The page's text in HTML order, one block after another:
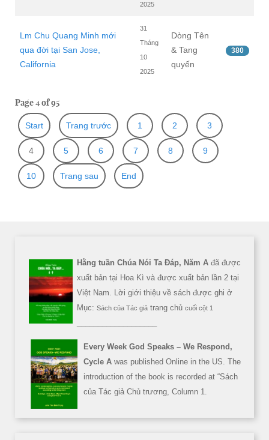
2025
Lm Chu Quang Minh mới
qua đời tại San Jose,
California
31
Tháng
10
2025
Dòng Tên
& Tang
quyến
380
Page 4 of 95
Start Trang trước 1 2 3
4 5 6 7 8 9
10 Trang sau End
Hằng tuần Chúa Nói Ta Đáp, Năm A đã được
xuất bản tại Hoa Kì và được xuất bản lần 2 tại
Việt Nam. Lời giới thiệu về sách được ghi ở
Mục: Sách của Tác giả trang chủ cuối cột 1
Every Week God Speaks – We Respond,
Cycle A was published Online in the US. The
introduction of the book is recorded at “Sách
của Tác giả Chủ trương, Column 1.